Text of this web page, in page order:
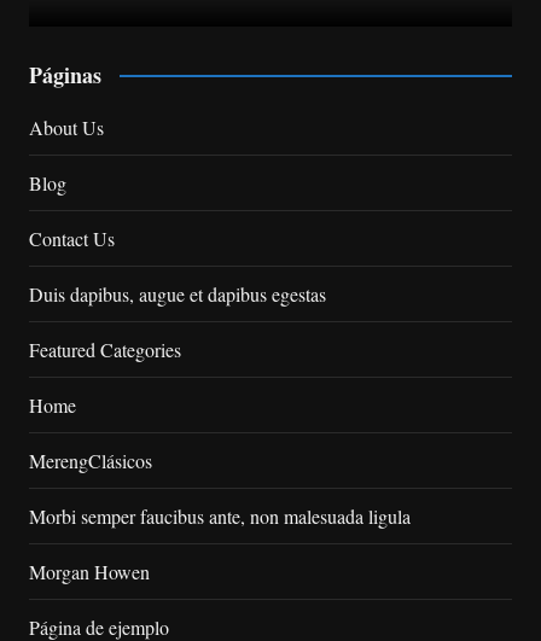
Páginas
About Us
Blog
Contact Us
Duis dapibus, augue et dapibus egestas
Featured Categories
Home
MerengClásicos
Morbi semper faucibus ante, non malesuada ligula
Morgan Howen
Página de ejemplo